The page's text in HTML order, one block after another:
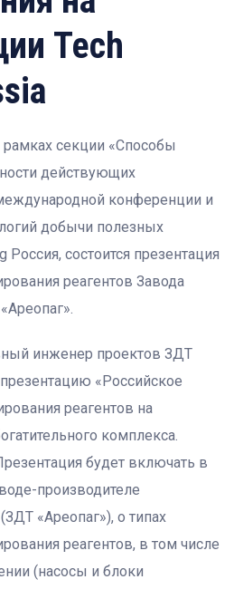
Tech
рамках секции «Способы
действующих
конференции и
добычи полезных
состоится презентация
реагентов Завода
инженер проектов ЗДТ
«Российское
реагентов на
комплекса.
будет включать в
производителе
«Ареопаг»), о типах
реагентов, в том числе
(насосы и блоки